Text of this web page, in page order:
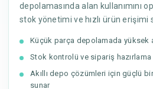
depolamasında alan kullanımını
stok yönetimi ve hızlı ürün erişimi
Küçük parça depolamada yüksek
Stok kontrolü ve sipariş
Akıllı depo çözümleri için güçlü
sunar